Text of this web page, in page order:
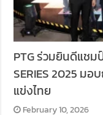
PTG ร่วมยินดีแชม
SERIES 2025 ม
แข่งไทย
February 10, 2026